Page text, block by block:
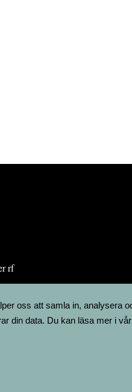
rf
oss att samla in, analysera
din data. Du kan läsa mer i vår